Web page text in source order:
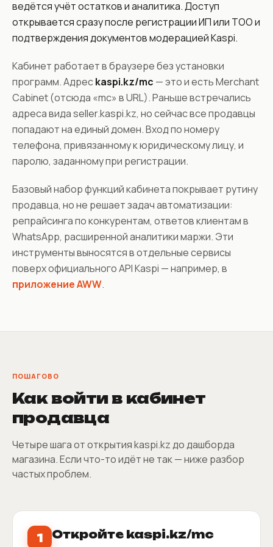
ведётся учёт остатков и аналитика. Доступ
открывается сразу после регистрации ИП или ТОО и
подтверждения документов модерацией Kaspi.
Кабинет работает в браузере без установки
программ. Адресkaspi.kz/mc — это и есть Merchant
Cabinet (отсюда «mc» в URL). Раньше встречались
адреса вида seller.kaspi.kz, но сейчас все продавцы
попадают на единый домен. Вход по номеру
телефона, привязанному к юридическому лицу, и
паролю, заданному при регистрации.
Базовый набор функций кабинета покрывает рутину
продавца, но не решает задач автоматизации:
репрайсинга по конкурентам, ответов клиентам в
WhatsApp, расширенной аналитики маржи. Эти
инструменты выносятся в отдельные сервисы
поверх официального API Kaspi — например, в
приложение AWW.
ПОШАГОВО
Как войти в кабинет
продавца
Четыре шага от открытия kaspi.kz до дашборда
магазина. Если что-то идёт не так — ниже разбор
частых проблем.
1 Откройте kaspi.kz/mc